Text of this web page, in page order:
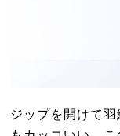
ジップを開けて